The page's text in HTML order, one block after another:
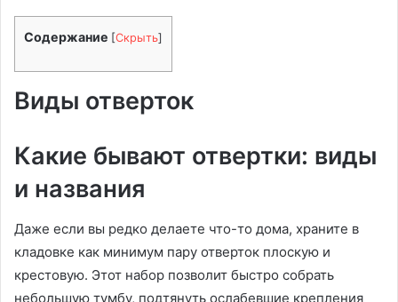
Содержание [Скрыть]
Виды отверток
Какие бывают отвертки: виды
и названия
Даже если вы редко делаете что-то дома, храните в
кладовке как минимум пару отверток плоскую и
крестовую. Этот набор позволит быстро собрать
небольшую тумбу, подтянуть ослабевшие крепления